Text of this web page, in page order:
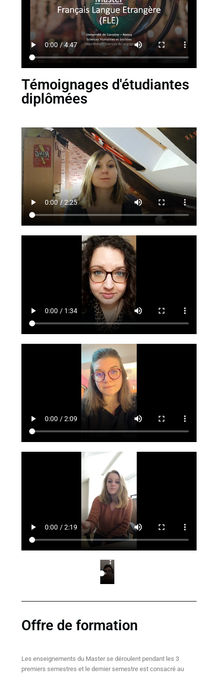
Témoignages d'étudiantes
diplômées
Offre de formation
Les enseignements du Master se déroulent pendant les 3
premiers semestres et le dernier semestre est consacré au